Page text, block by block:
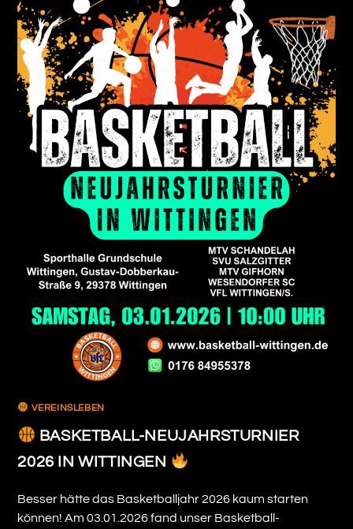
VEREINSLEBEN
BASKETBALL-NEUJAHRSTURNIER
2026 IN WITTINGEN
Besser hätte das Basketballjahr 2026 kaum starten
können! Am 03.01.2026 fand unser Basketball-